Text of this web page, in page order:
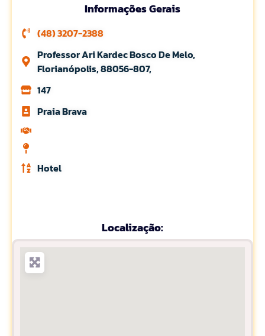
Informações Gerais
(48) 3207-2388
Professor Ari Kardec Bosco De Melo,
Florianópolis, 88056-807,
147
Praia Brava
Hotel
Localização: